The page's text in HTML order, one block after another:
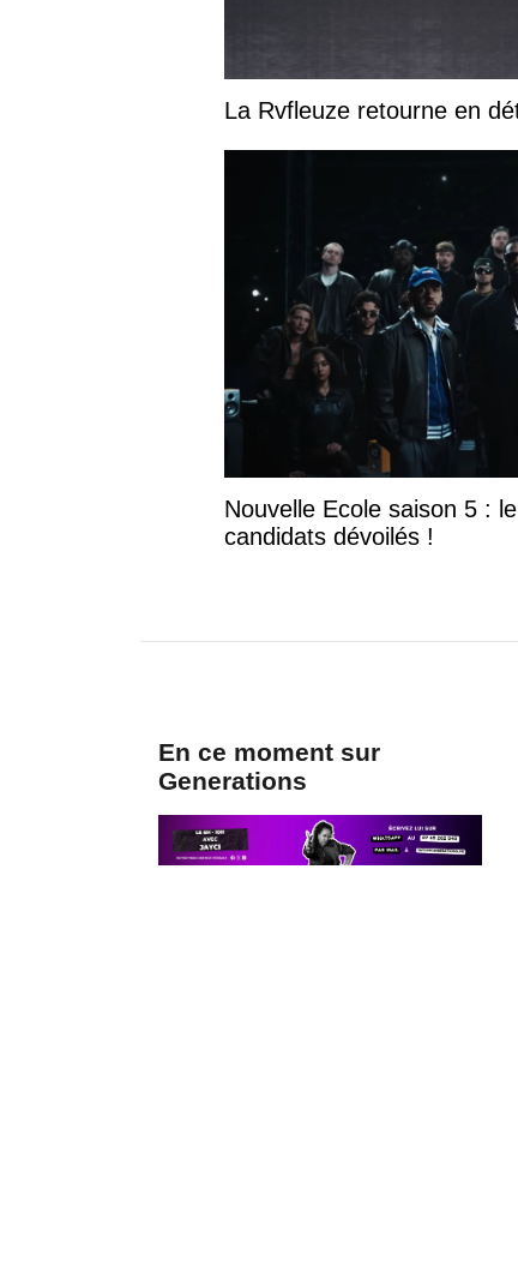
La Rvfleuze retourne en
Nouvelle Ecole saison 5 :
candidats dévoilés !
En ce moment sur
Generations